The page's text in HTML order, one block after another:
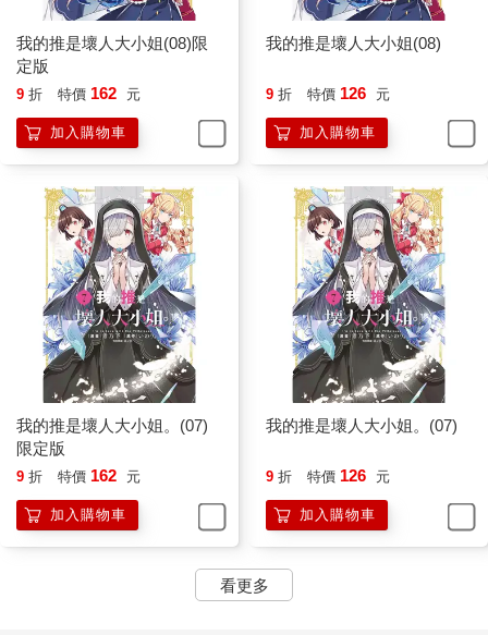
我的推是壞人大小姐(08)限
定版
9 折 特價 162 元
加入購物車
我的推是壞人大小姐(08)
9 折 特價 126 元
加入購物車
我的推是壞人大小姐。(07)
限定版
9 折 特價 162 元
加入購物車
我的推是壞人大小姐。(07)
9 折 特價 126 元
加入購物車
看更多